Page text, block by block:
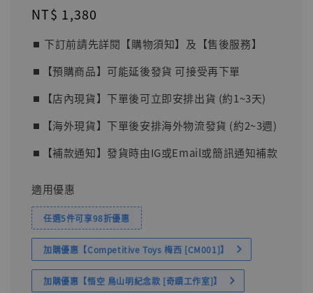
Regular
NT$ 1,380
⏹︎ 下訂前請先詳閱【購物須知】及【售後服務】
⏹︎【預購商品】可能延後發貨 可接受再下單
⏹︎【店內現貨】下單後可立即安排出貨 (約1~3天)
⏹︎【海外現貨】下單後安排海外物流發貨 (約2~3週)
⏹︎【補款通知】發貨時由IG或Email或簡訊通知補款
適用優惠
任選5件可享98折優惠
加購優惠【Competitive Toys 梅西 [CM001]】
加購優惠【悟空 鳥山明紀念款 [奇蹟工作室]】